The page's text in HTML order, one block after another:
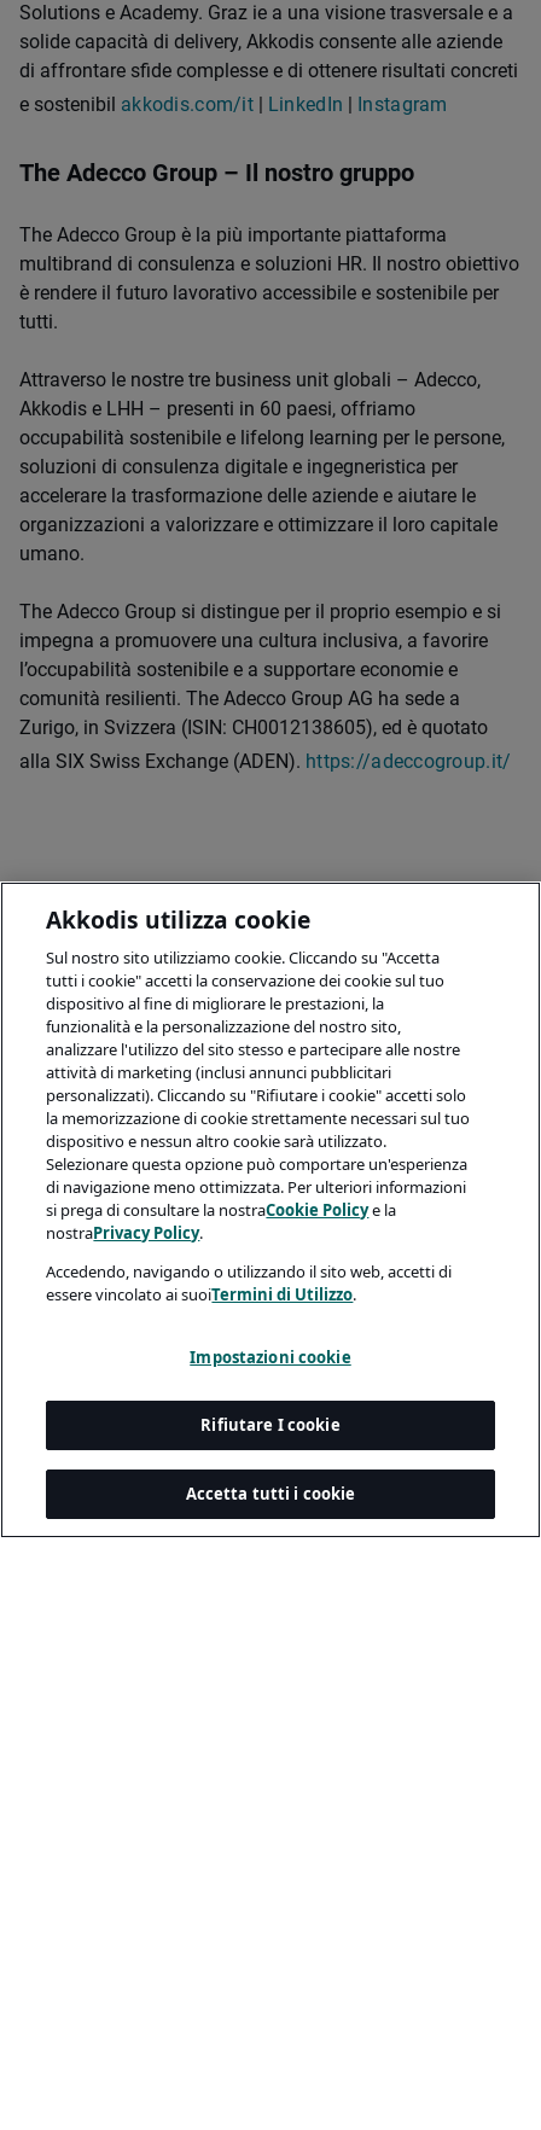
Solutions e Academy. Graz ie a una visione trasversale e a
solide capacità di delivery, Akkodis consente alle aziende
di affrontare sfide complesse e di ottenere risultati concreti
e sostenibil akkodis.com/it| LinkedIn | Instagram
The Adecco Group – Il nostro gruppo
The Adecco Group è la più importante piattaforma
multibrand di consulenza e soluzioni HR. Il nostro obiettivo
è rendere il futuro lavorativo accessibile e sostenibile per
tutti.
Attraverso le nostre tre business unit globali – Adecco,
Akkodis e LHH – presenti in 60 paesi, offriamo
occupabilità sostenibile e lifelong learning per le persone,
soluzioni di consulenza digitale e ingegneristica per
accelerare la trasformazione delle aziende e aiutare le
organizzazioni a valorizzare e ottimizzare il loro capitale
umano.
The Adecco Group si distingue per il proprio esempio e si
impegna a promuovere una cultura inclusiva, a favorire
l’occupabilità sostenibile e a supportare economie e
comunità resilienti. The Adecco Group AG ha sede a
Zurigo, in Svizzera (ISIN: CH0012138605), ed è quotato
alla SIX Swiss Exchange (ADEN). https://adeccogroup.it/
Akkodis utilizza cookie
Sul nostro sito utilizziamo cookie. Cliccando su "Accetta
tutti i cookie" accetti la conservazione dei cookie sul tuo
dispositivo al fine di migliorare le prestazioni, la
funzionalità e la personalizzazione del nostro sito,
analizzare l'utilizzo del sito stesso e partecipare alle nostre
attività di marketing (inclusi annunci pubblicitari
personalizzati). Cliccando su "Rifiutare i cookie" accetti solo
la memorizzazione di cookie strettamente necessari sul tuo
dispositivo e nessun altro cookie sarà utilizzato.
Selezionare questa opzione può comportare un'esperienza
di navigazione meno ottimizzata. Per ulteriori informazioni
si prega di consultare la nostraCookie Policye la
nostraPrivacy Policy.
Accedendo, navigando o utilizzando il sito web, accetti di
essere vincolato ai suoiTermini di Utilizzo.
Impostazioni cookie
Rifiutare I cookie
Accetta tutti i cookie